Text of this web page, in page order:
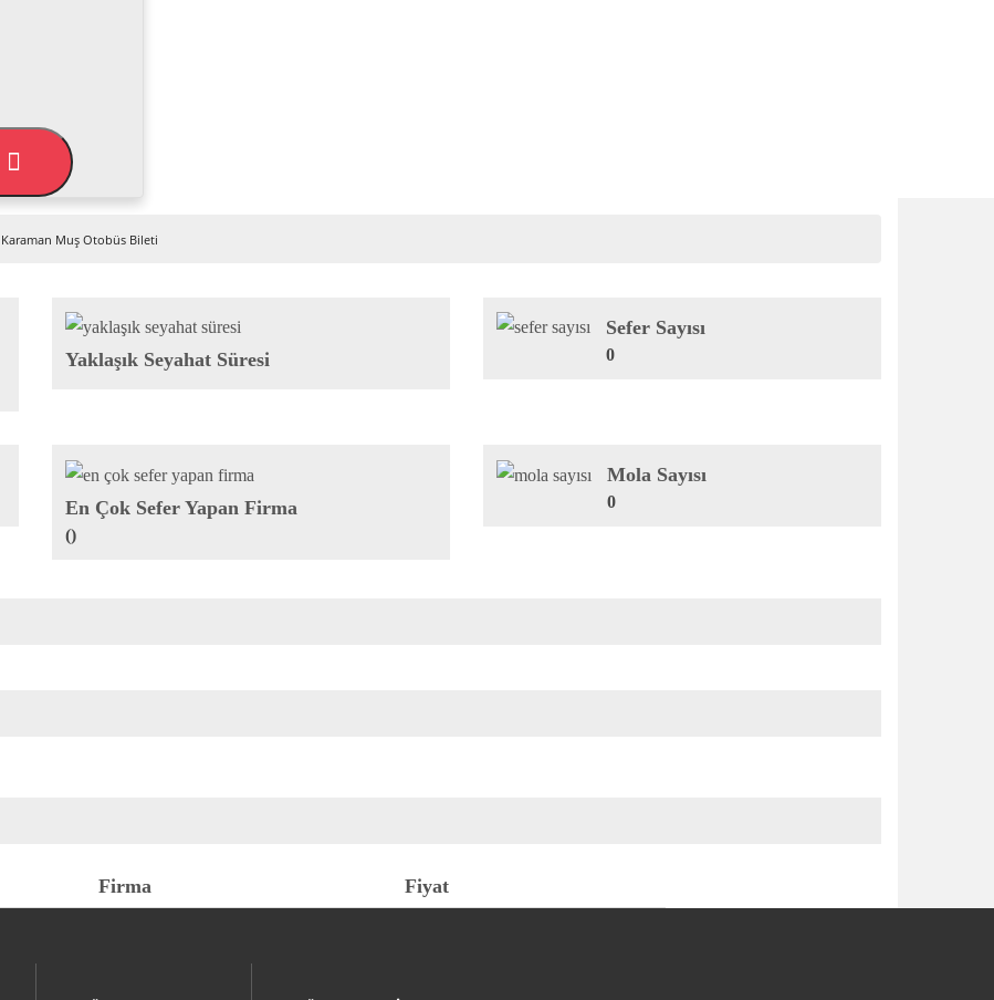
Karaman Muş Otobüs Bileti
Yaklaşık Seyahat Süresi
Sefer Sayısı
0
En Çok Sefer Yapan Firma
()
Mola Sayısı
0
Firma Fiyat